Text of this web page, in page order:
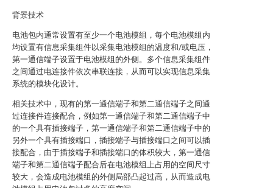
背景技术
电池包内通常设置有至少一个电池模组，每个电池模组内
均设置有信息采集组件以采集电池模组的温度和/或电压，
第一通信端子设置于电池模组的外侧。多个信息采集组件
之间通过电连接件依次串联连接，从而可以实现信息采集
系统的模块化设计。
相关技术中，现有的第一通信端子和第二通信端子之间通
过连接件连接配合，例如第一通信端子和第二通信端子中
的一个具有插接端子，第一通信端子和第二通信端子中的
另外一个具有插接端口，插接端子与插接端口之间可以插
接配合，由于插接端子和插接端口的体积较大，第一通信
端子和第二通信端子配合后在电池模组上占用的空间尺寸
较大，会造成电池模组的外侧局部凸起过高，从而造成电